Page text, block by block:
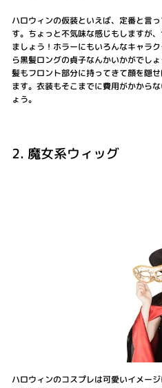
ハロウィンの仮装といえば、定番と言
す。ちょっと不気味な感じもしますが
ましょう！ホラーにもいろんなキャラ
ら黒髪ロングの貞子なんかいかがでし
髪もフロント部分に持ってきて顔を隠
ます。衣装もそこまでに費用がかから
ょう。
2. 魔女系ウィッグ
ハロウィンのコスプレは可愛いイメー